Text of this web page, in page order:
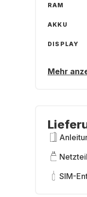
RAM
AKKU
DISPLAY
Mehr
Netzteil
SIM-